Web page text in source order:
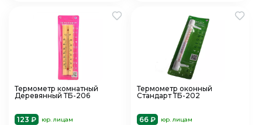
Термометр комнатный
Деревянный ТБ-206
123 ₽ юр. лицам
Термометр оконный
Стандарт ТБ-202
66 ₽ юр. лицам